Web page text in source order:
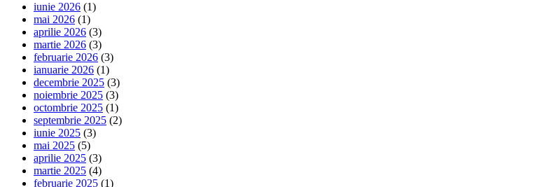
iunie 2026 (1)
mai 2026 (1)
aprilie 2026 (3)
martie 2026 (3)
februarie 2026 (3)
ianuarie 2026 (1)
decembrie 2025 (3)
noiembrie 2025 (3)
octombrie 2025 (1)
septembrie 2025 (2)
iunie 2025 (3)
mai 2025 (5)
aprilie 2025 (3)
martie 2025 (4)
februarie 2025 (1)